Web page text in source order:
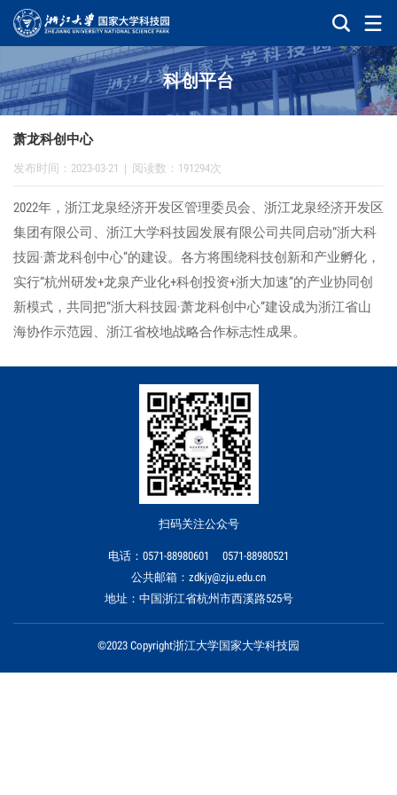
科创平台
萧龙科创中心
发布时间：2023-03-21 阅读数：191294次
2022年，浙江龙泉经济开发区管理委员会、浙江龙泉经济开发区
集团有限公司、浙江大学科技园发展有限公司共同启动“浙大科
技园·萧龙科创中心”的建设。各方将围绕科技创新和产业孵化，
实行“杭州研发+龙泉产业化+科创投资+浙大加速”的产业协同创
新模式，共同把“浙大科技园·萧龙科创中心”建设成为浙江省山
海协作示范园、浙江省校地战略合作标志性成果。
扫码关注公众号
电话：0571-88980601 0571-88980521
公共邮箱：zdkjy@zju.edu.cn
地址：中国浙江省杭州市西溪路525号
©2023 Copyright浙江大学国家大学科技园